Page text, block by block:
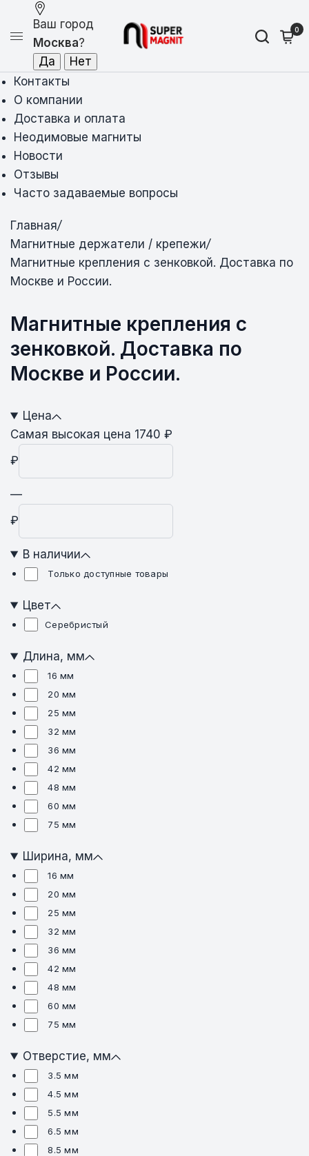
Ваш город
Москва?
0
Контакты
О компании
Доставка и оплата
Неодимовые магниты
Новости
Отзывы
Часто задаваемые вопросы
Главная/
Магнитные держатели / крепежи/
Магнитные крепления с зенковкой. Доставка по
Москве и России.
Магнитные крепления с
зенковкой. Доставка по
Москве и России.
Цена
Самая высокая цена 1740 ₽
₽
—
₽
В наличии
Только доступные товары
Цвет
Серебристый
Длина, мм
16 мм
20 мм
25 мм
32 мм
36 мм
42 мм
48 мм
60 мм
75 мм
Ширина, мм
16 мм
20 мм
25 мм
32 мм
36 мм
42 мм
48 мм
60 мм
75 мм
Отверстие, мм
3.5 мм
4.5 мм
5.5 мм
6.5 мм
8.5 мм